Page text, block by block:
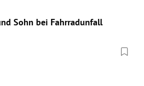
Sohn bei Fahrradunfall